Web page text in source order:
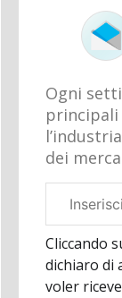
Ogni
dei
aziendale
Cliccando
dichiaro di
voler